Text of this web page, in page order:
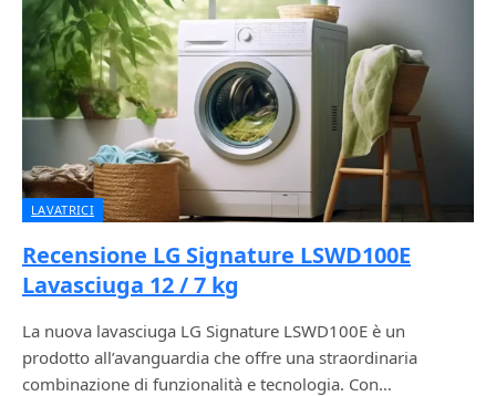
LAVATRICI
Recensione LG Signature LSWD100E
Lavasciuga 12 / 7 kg
La nuova lavasciuga LG Signature LSWD100E è un
prodotto all’avanguardia che offre una straordinaria
combinazione di funzionalità e tecnologia. Con…